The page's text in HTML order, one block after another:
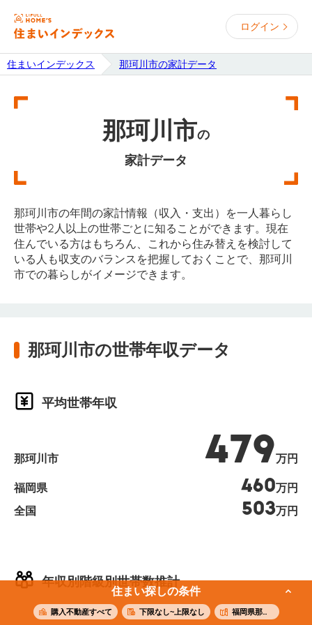
ログイン
住まいインデックス 那珂川市の家計データ
住まい探しの条件
購入不動産すべて 下限なし~上限なし 福岡県那珂川市
那珂川市の
家計データ
那珂川市の年間の家計情報（収入・支出）を一人暮らし
世帯や2人以上の世帯ごとに知ることができます。現在
住んでいる方はもちろん、これから住み替えを検討して
いる人も収支のバランスを把握しておくことで、那珂川
市での暮らしがイメージできます。
那珂川市の世帯年収データ
年収別階級別世帯数推計
平均世帯年収
那珂川市 479万円
福岡県 460万円
全国
503万円